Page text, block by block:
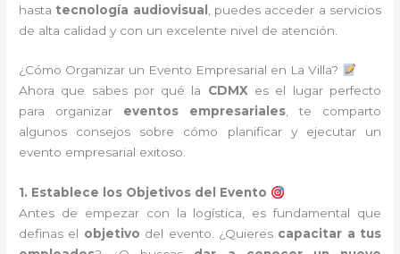
hasta tecnología audiovisual , puedes acceder a servicios
de alta calidad y con un excelente nivel de atención.
¿Cómo Organizar un Evento Empresarial en La Villa?
Ahora que sabes por qué la CDMXes el lugar perfecto
para organizar eventos empresariales, te comparto
algunos consejos sobre cómo planificar y ejecutar un
evento empresarial exitoso.
1. Establece los Objetivos del Evento
Antes de empezar con la logística, es fundamental que
definas el objetivo del evento. ¿Quieres capacitar a tus